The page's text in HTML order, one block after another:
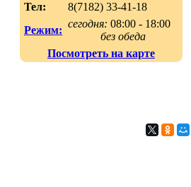
Тел:
8(7182) 33-41-18
Режим:
сегодня: 08:00 - 18:00
без обеда
Посмотреть на карте